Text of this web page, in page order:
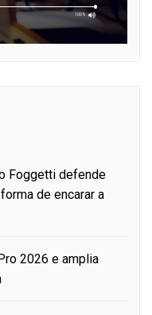
Foggetti defende
de encarar a
2026 e amplia